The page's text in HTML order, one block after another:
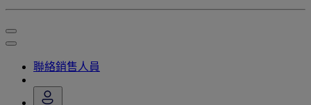
聯絡銷售人員